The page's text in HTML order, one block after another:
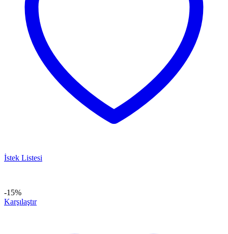
İstek Listesi
-15%
Karşılaştır